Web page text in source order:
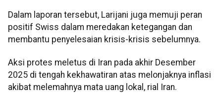
Dalam laporan tersebut, Larijani juga memuji peran
positif Swiss dalam meredakan ketegangan dan
membantu penyelesaian krisis-krisis sebelumnya.
Aksi protes meletus di Iran pada akhir Desember
2025 di tengah kekhawatiran atas melonjaknya inflasi
akibat melemahnya mata uang lokal, rial Iran.